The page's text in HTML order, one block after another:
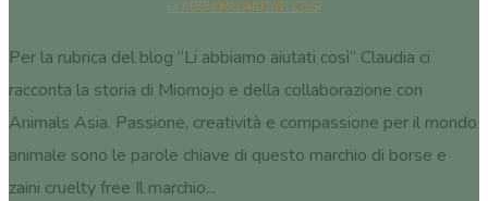
LI ABBIAMO AIUTATI COSÌ
Per la rubrica del blog “Li abbiamo aiutati così” Claudia ci
racconta la storia di Miomojo e della collaborazione con
Animals Asia. Passione, creatività e compassione per il mondo
animale sono le parole chiave di questo marchio di borse e
zaini cruelty free Il marchio...